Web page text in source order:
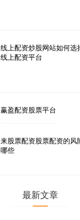
线上配资炒股网站如何选
线上配资平台
赢盈配资股票平台
来股票配资股票配资的风
哪些
最新文章